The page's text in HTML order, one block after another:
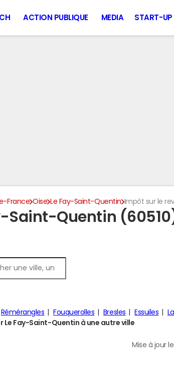
ACTION PUBLIQUE MEDIA START-UP
France Oise Le Fay-Saint-Quentin Impôt sur le
Saint-Quentin
Rémérangles Fouquerolles Bresles Essuiles
Le Fay-Saint-Quentin à une autre ville
Mise à jour